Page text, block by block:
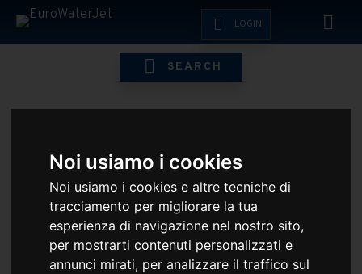
Noi usiamo i cookies
Noi usiamo i cookies e altre tecniche di
tracciamento per migliorare la tua
esperienza di navigazione nel nostro sito,
per mostrarti contenuti personalizzati e
annunci mirati, per analizzare il traffico sul
LOGIN
SEARCH
ESHOP WSI WSI ORIGINAL PUMP PARTS